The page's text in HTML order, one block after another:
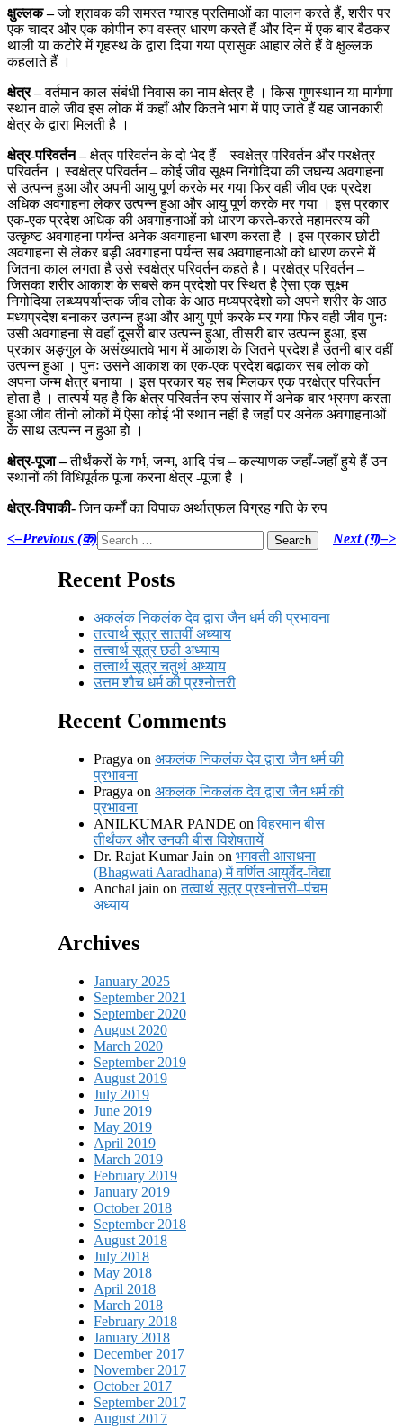
क्षुल्लक –जो श्रावक की समस्त ग्यारह प्रतिमाओं का पालन करते हैं, शरीर पर
एक चादर और एक कोपीन रुप वस्त्र धारण करते हैं और दिन में एक बार बैठकर
थाली या कटोरे में गृहस्थ के द्वारा दिया गया प्रासुक आहार लेते हैं वे क्षुल्लक
कहलाते हैं ।
क्षेत्र –वर्तमान काल संबंधी निवास का नाम क्षेत्र है । किस गुणस्थान या मार्गणा
स्थान वाले जीव इस लोक में कहाँ और कितने भाग में पाए जाते हैं यह जानकारी
क्षेत्र के द्वारा मिलती है ।
क्षेत्र-परिवर्तन –क्षेत्र परिवर्तन के दो भेद हैं – स्वक्षेत्र परिवर्तन और परक्षेत्र
परिवर्तन । स्वक्षेत्र परिवर्तन – कोई जीव सूक्ष्म निगोदिया की जघन्य अवगाहना
से उत्पन्न हुआ और अपनी आयु पूर्ण करके मर गया फिर वही जीव एक प्रदेश
अधिक अवगाहना लेकर उत्पन्न हुआ और आयु पूर्ण करके मर गया । इस प्रकार
एक-एक प्रदेश अधिक की अवगाहनाओं को धारण करते-करते महामत्स्य की
उत्कृष्ट अवगाहना पर्यन्त अनेक अवगाहना धारण करता है । इस प्रकार छोटी
अवगाहना से लेकर बड़ी अवगाहना पर्यन्त सब अवगाहनाओ को धारण करने में
जितना काल लगता है उसे स्वक्षेत्र परिवर्तन कहते है। परक्षेत्र परिवर्तन –
जिसका शरीर आकाश के सबसे कम प्रदेशो पर स्थित है ऐसा एक सूक्ष्म
निगोदिया लब्ध्यपर्याप्तक जीव लोक के आठ मध्यप्रदेशो को अपने शरीर के आठ
मध्यप्रदेश बनाकर उत्पन्न हुआ और आयु पूर्ण करके मर गया फिर वही जीव पुनः
उसी अवगाहना से वहाँ दूसरी बार उत्पन्न हुआ, तीसरी बार उत्पन्न हुआ, इस
प्रकार अङ्गुल के असंख्यातवे भाग में आकाश के जितने प्रदेश है उतनी बार वहीं
उत्पन्न हुआ । पुनः उसने आकाश का एक-एक प्रदेश बढ़ाकर सब लोक को
अपना जन्म क्षेत्र बनाया । इस प्रकार यह सब मिलकर एक परक्षेत्र परिवर्तन
होता है । तात्पर्य यह है कि क्षेत्र परिवर्तन रुप संसार में अनेक बार भ्रमण करता
हुआ जीव तीनो लोकों में ऐसा कोई भी स्थान नहीं है जहाँ पर अनेक अवगाहनाओं
के साथ उत्पन्न न हुआ हो ।
क्षेत्र-पूजा –तीर्थंकरों के गर्भ, जन्म, आदि पंच – कल्याणक जहाँ-जहाँ हुये हैं उन
स्थानों की विधिपूर्वक पूजा करना क्षेत्र -पूजा है ।
क्षेत्र-विपाकी-जिन कर्मों का विपाक अर्थात्‌फल विग्रह गति के रुप
<–Previous (क)
Next (ग)–>
Search
for:
Recent Posts
अकलंक निकलंक देव द्वारा जैन धर्म की प्रभावना
तत्त्वार्थ सूत्र सातवीं अध्याय
तत्त्वार्थ सूत्र छठी अध्याय
तत्त्वार्थ सूत्र चतुर्थ अध्याय
उत्तम शौच धर्म की प्रश्नोत्तरी
Recent Comments
Pragya on अकलंक निकलंक देव द्वारा जैन धर्म की
प्रभावना
Pragya on अकलंक निकलंक देव द्वारा जैन धर्म की
प्रभावना
ANILKUMAR PANDE onविहरमान बीस
तीर्थंकर और उनकी बीस विशेषतायें
Dr. Rajat Kumar Jain on भगवती आराधना
(Bhagwati Aaradhana) में वर्णित आयुर्वेद-विद्या
Anchal jain onतत्वार्थ सूत्र प्रश्नोत्तरी–पंचम
अध्याय
Archives
January 2025
September 2021
September 2020
August 2020
March 2020
September 2019
August 2019
July 2019
June 2019
May 2019
April 2019
March 2019
February 2019
January 2019
October 2018
September 2018
August 2018
July 2018
May 2018
April 2018
March 2018
February 2018
January 2018
December 2017
November 2017
October 2017
September 2017
August 2017